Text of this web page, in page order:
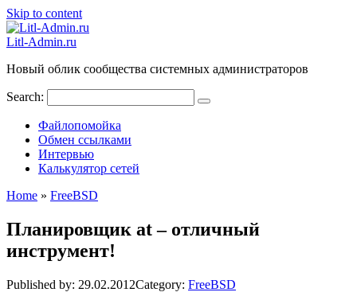
Skip to content
Litl-Admin.ru
Новый облик сообщества системных администраторов
Search:
Файлопомойка
Обмен ссылками
Интервью
Калькулятор сетей
Home » FreeBSD
Планировщик at – отличный
инструмент!
Published by: 29.02.2012Category: FreeBSD